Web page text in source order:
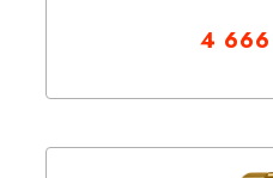
4 666